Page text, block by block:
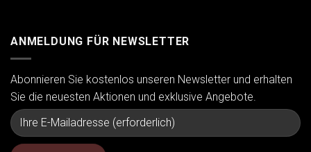
ANMELDUNG FÜR NEWSLETTER
Abonnieren Sie kostenlos unseren Newsletter und erhalten
Sie die neuesten Aktionen und exklusive Angebote.